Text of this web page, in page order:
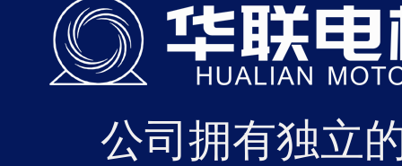
01
2026-04
近日
的年
公司拥有独立